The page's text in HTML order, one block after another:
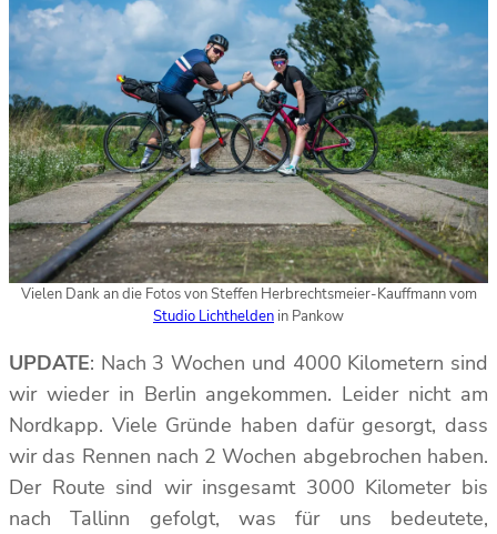
Vielen Dank an die Fotos von Steffen Herbrechtsmeier-Kauffmann vom
Studio Lichthelden in Pankow
UPDATE: Nach 3 Wochen und 4000 Kilometern sind
wir wieder in Berlin angekommen. Leider nicht am
Nordkapp. Viele Gründe haben dafür gesorgt, dass
wir das Rennen nach 2 Wochen abgebrochen haben.
Der Route sind wir insgesamt 3000 Kilometer bis
nach Tallinn gefolgt, was für uns bedeutete,